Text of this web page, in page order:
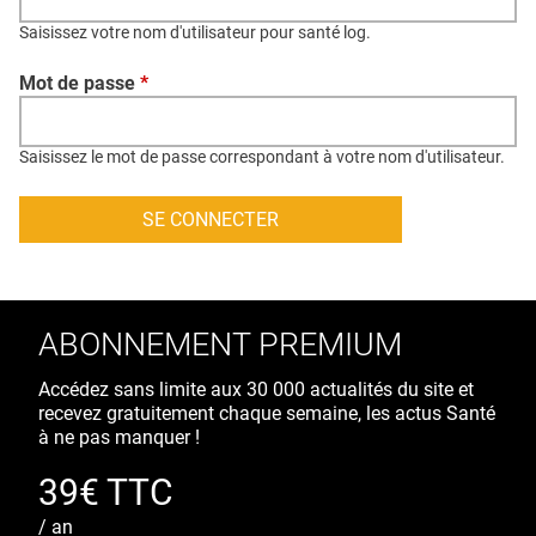
CONTACT
CRÉDITS
Saisissez votre nom d'utilisateur pour santé log.
Mot de passe *
Saisissez le mot de passe correspondant à votre nom d'utilisateur.
ABONNEMENT PREMIUM
Accédez sans limite aux 30 000 actualités du site et
recevez gratuitement chaque semaine, les actus Santé
à ne pas manquer !
39€ TTC
/ an